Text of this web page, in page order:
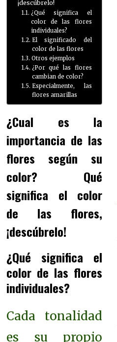
¡descúbrelo!
¿Qué significa el
color de las flores
individuales?
El significado del
color de las flores
Otros ejemplos
¿Por qué las flores
cambian de color?
Especialmente, las
flores amarillas
¿Cual es la
importancia de las
flores según su
color? Qué
significa el color
de las flores,
¡descúbrelo!
¿Qué significa el
color de las flores
individuales?
Cada tonalidad
es su propio